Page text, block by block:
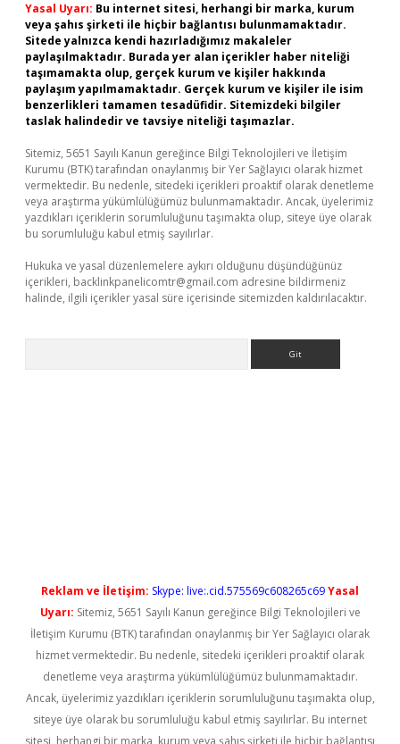
Yasal Uyarı: Bu internet sitesi, herhangi bir marka, kurum
veya şahıs şirketi ile hiçbir bağlantısı bulunmamaktadır.
Sitede yalnızca kendi hazırladığımız makaleler
paylaşılmaktadır. Burada yer alan içerikler haber niteliği
taşımamakta olup, gerçek kurum ve kişiler hakkında
paylaşım yapılmamaktadır. Gerçek kurum ve kişiler ile isim
benzerlikleri tamamen tesadüfidir. Sitemizdeki bilgiler
taslak halindedir ve tavsiye niteliği taşımazlar.
Sitemiz, 5651 Sayılı Kanun gereğince Bilgi Teknolojileri ve İletişim
Kurumu (BTK) tarafından onaylanmış bir Yer Sağlayıcı olarak hizmet
vermektedir. Bu nedenle, sitedeki içerikleri proaktif olarak denetleme
veya araştırma yükümlülüğümüz bulunmamaktadır. Ancak, üyelerimiz
yazdıkları içeriklerin sorumluluğunu taşımakta olup, siteye üye olarak
bu sorumluluğu kabul etmiş sayılırlar.
Hukuka ve yasal düzenlemelere aykırı olduğunu düşündüğünüz
içerikleri, backlinkpanelicomtr@gmail.com adresine bildirmeniz
halinde, ilgili içerikler yasal süre içerisinde sitemizden kaldırılacaktır.
Reklam ve İletişim: Skype: live:.cid.575569c608265c69Yasal
Uyarı: Sitemiz, 5651 Sayılı Kanun gereğince Bilgi Teknolojileri ve
İletişim Kurumu (BTK) tarafından onaylanmış bir Yer Sağlayıcı olarak
hizmet vermektedir. Bu nedenle, sitedeki içerikleri proaktif olarak
denetleme veya araştırma yükümlülüğümüz bulunmamaktadır.
Ancak, üyelerimiz yazdıkları içeriklerin sorumluluğunu taşımakta olup,
siteye üye olarak bu sorumluluğu kabul etmiş sayılırlar. Bu internet
sitesi, herhangi bir marka, kurum veya şahıs şirketi ile hiçbir bağlantısı